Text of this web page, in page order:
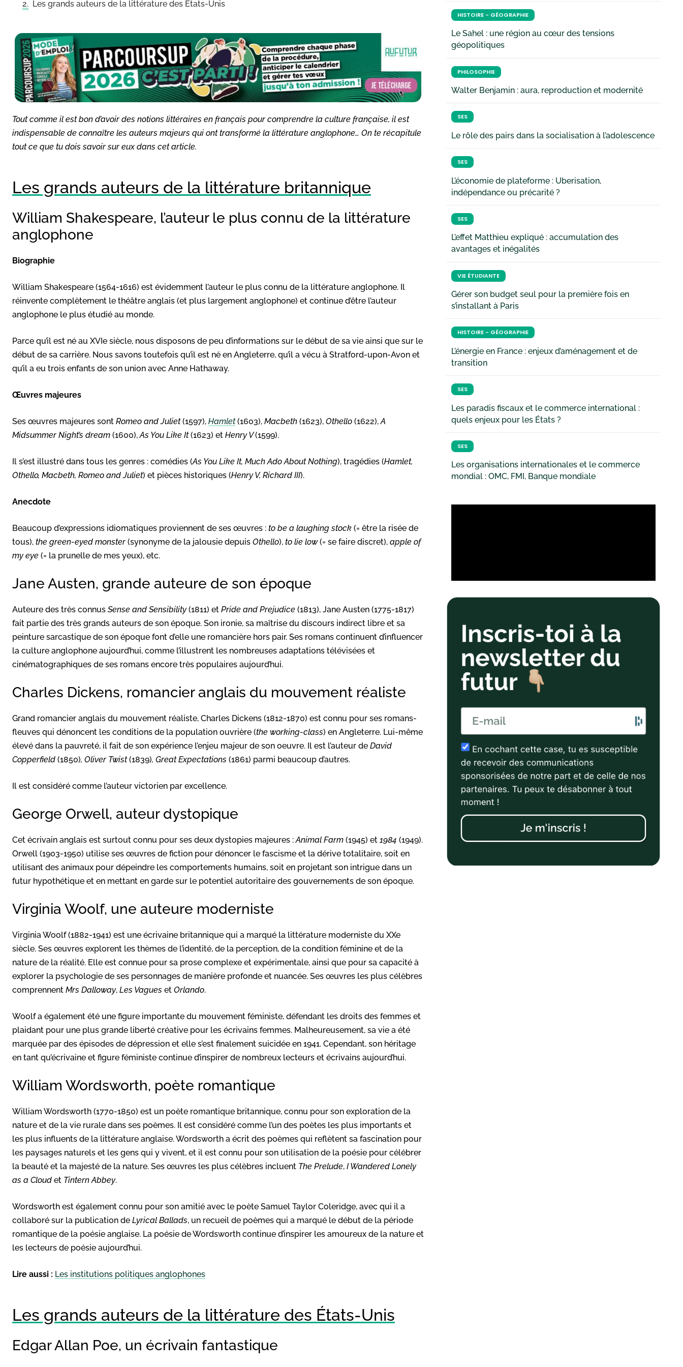
Les grands auteurs de la littérature des États-Unis
Tout comme il est bon d’avoir des notions littéraires en français pour comprendre la culture française, il est
indispensable de connaître les auteurs majeurs qui ont transformé la littérature anglophone… On te récapitule
tout ce que tu dois savoir sur eux dans cet article.
Les grands auteurs de la littérature britannique
William Shakespeare, l’auteur le plus connu de la littérature
anglophone
Biographie
William Shakespeare (1564-1616) est évidemment l’auteur le plus connu de la littérature anglophone. Il
réinvente complètement le théâtre anglais (et plus largement anglophone) et continue d’être l’auteur
anglophone le plus étudié au monde.
Parce qu’il est né au XVIe siècle, nous disposons de peu d’informations sur le début de sa vie ainsi que sur le
début de sa carrière. Nous savons toutefois qu’il est né en Angleterre, qu’il a vécu à Stratford-upon-Avon et
qu’il a eu trois enfants de son union avec Anne Hathaway.
Œuvres majeures
Ses œuvres majeures sont Romeo and Juliet(1597), Hamlet (1603), Macbeth (1623), Othello (1622),A
Midsummer Night’s dream (1600),As You Like It(1623) et Henry V(1599).
Il s’est illustré dans tous les genres : comédies (As You Like It, Much Ado About Nothing), tragédies (Hamlet,
Othello, Macbeth, Romeo and Juliet) et pièces historiques (Henry V, Richard III).
Anecdote
Beaucoup d’expressions idiomatiques proviennent de ses œuvres : to be a laughing stock (= être la risée de
tous), the green-eyed monster (synonyme de la jalousie depuis Othello), to lie low(= se faire discret), apple of
my eye (= la prunelle de mes yeux), etc.
Jane Austen, grande auteure de son époque
Auteure des très connus Sense and Sensibility(1811) et Pride and Prejudice (1813), Jane Austen (1775-1817)
fait partie des très grands auteurs de son époque. Son ironie, sa maîtrise du discours indirect libre et sa
peinture sarcastique de son époque font d’elle une romancière hors pair. Ses romans continuent d’influencer
la culture anglophone aujourd’hui, comme l’illustrent les nombreuses adaptations télévisées et
cinématographiques de ses romans encore très populaires aujourd’hui.
Charles Dickens, romancier anglais du mouvement réaliste
Grand romancier anglais du mouvement réaliste, Charles Dickens (1812-1870) est connu pour ses romans-
fleuves qui dénoncent les conditions de la population ouvrière (the working-class) en Angleterre. Lui-même
élevé dans la pauvreté, il fait de son expérience l’enjeu majeur de son oeuvre. Il est l’auteur de David
Copperfield (1850), Oliver Twist(1839), Great Expectations (1861) parmi beaucoup d’autres.
Il est considéré comme l’auteur victorien par excellence.
George Orwell, auteur dystopique
Cet écrivain anglais est surtout connu pour ses deux dystopies majeures :Animal Farm (1945) et 1984 (1949).
Orwell (1903-1950) utilise ses œuvres de fiction pour dénoncer le fascisme et la dérive totalitaire, soit en
utilisant des animaux pour dépeindre les comportements humains, soit en projetant son intrigue dans un
futur hypothétique et en mettant en garde sur le potentiel autoritaire des gouvernements de son époque.
Virginia Woolf, une auteure moderniste
Virginia Woolf (1882-1941) est une écrivaine britannique qui a marqué la littérature moderniste du XXe
siècle. Ses œuvres explorent les thèmes de l’identité, de la perception, de la condition féminine et de la
nature de la réalité. Elle est connue pour sa prose complexe et expérimentale, ainsi que pour sa capacité à
explorer la psychologie de ses personnages de manière profonde et nuancée. Ses œuvres les plus célèbres
comprennent Mrs Dalloway, Les Vagues et Orlando.
Woolf a également été une figure importante du mouvement féministe, défendant les droits des femmes et
plaidant pour une plus grande liberté créative pour les écrivains femmes. Malheureusement, sa vie a été
marquée par des épisodes de dépression et elle s’est finalement suicidée en 1941. Cependant, son héritage
en tant qu’écrivaine et figure féministe continue d’inspirer de nombreux lecteurs et écrivains aujourd’hui.
William Wordsworth, poète romantique
William Wordsworth (1770-1850) est un poète romantique britannique, connu pour son exploration de la
nature et de la vie rurale dans ses poèmes. Il est considéré comme l’un des poètes les plus importants et
les plus influents de la littérature anglaise. Wordsworth a écrit des poèmes qui reflètent sa fascination pour
les paysages naturels et les gens qui y vivent, et il est connu pour son utilisation de la poésie pour célébrer
la beauté et la majesté de la nature. Ses œuvres les plus célèbres incluent The Prelude, I Wandered Lonely
as a Cloud et Tintern Abbey.
Wordsworth est également connu pour son amitié avec le poète Samuel Taylor Coleridge, avec qui il a
collaboré sur la publication de Lyrical Ballads, un recueil de poèmes qui a marqué le début de la période
romantique de la poésie anglaise. La poésie de Wordsworth continue d’inspirer les amoureux de la nature et
les lecteurs de poésie aujourd’hui.
Lire aussi : Les institutions politiques anglophones
Les grands auteurs de la littérature des États-Unis
Edgar Allan Poe, un écrivain fantastique
HISTOIRE - GÉOGRAPHIE
Le Sahel : une région au cœur des tensions
géopolitiques
PHILOSOPHIE
Walter Benjamin : aura, reproduction et modernité
SES
Le rôle des pairs dans la socialisation à l’adolescence
SES
L’économie de plateforme : Uberisation,
indépendance ou précarité ?
SES
L’effet Matthieu expliqué : accumulation des
avantages et inégalités
VIE ÉTUDIANTE
Gérer son budget seul pour la première fois en
s’installant à Paris
HISTOIRE - GÉOGRAPHIE
L’énergie en France : enjeux d’aménagement et de
transition
SES
Les paradis fiscaux et le commerce international :
quels enjeux pour les États ?
SES
Les organisations internationales et le commerce
mondial : OMC, FMI, Banque mondiale